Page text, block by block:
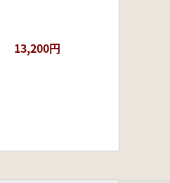
13,200円